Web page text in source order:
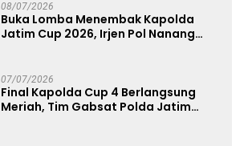
08/07/2026
Buka Lomba Menembak Kapolda
Jatim Cup 2026, Irjen Pol Nanang
07/07/2026
Final Kapolda Cup 4 Berlangsung
Meriah, Tim Gabsat Polda Jatim